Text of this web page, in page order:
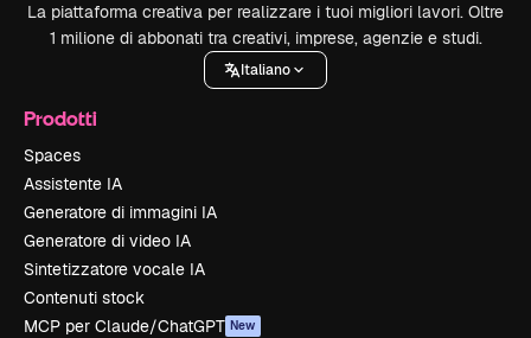
La piattaforma creativa per realizzare i tuoi migliori lavori. Oltre
1 milione di abbonati tra creativi, imprese, agenzie e studi.
Italiano
Prodotti
Spaces
Assistente IA
Generatore di immagini IA
Generatore di video IA
Sintetizzatore vocale IA
Contenuti stock
MCP per Claude/ChatGPT New